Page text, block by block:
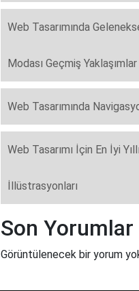
Web Tasarımında
Modası Geçmiş Yaklaşımlar
Web Tasarımında
Web Tasarımı İçin En İyi
İllüstrasyonları
Son Yorumlar
Görüntülenecek bir yorum